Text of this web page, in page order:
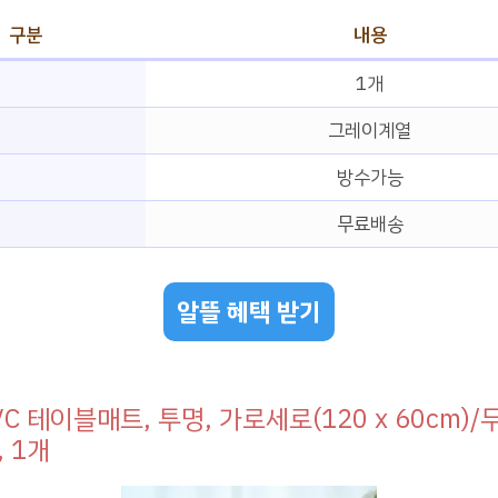
구분
내용
1개
그레이계열
방수가능
무료배송
알뜰 혜택 받기
테이블매트, 투명, 가로세로(120 x 60cm)/
개